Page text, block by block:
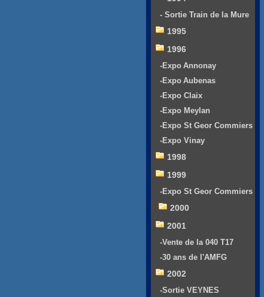
- Sortie Train de la Mure
1995
1996
-Expo Annonay
-Expo Aubenas
-Expo Claix
-Expo Meylan
-Expo St Geor Commiers
-Expo Vinay
1998
1999
-Expo St Geor Commiers
2000
2001
-Vente de la 040 T17
-30 ans de l'AMFG
2002
-Sortie VEYNES